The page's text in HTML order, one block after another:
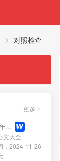
对照检查
更多
...
文大全
：2024-11-26